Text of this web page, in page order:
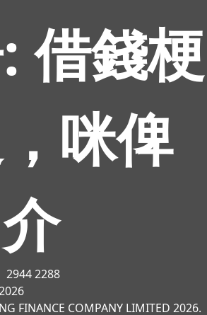
借錢梗
咪俾
2944 2288
FINANCE COMPANY LIMITED 2026.